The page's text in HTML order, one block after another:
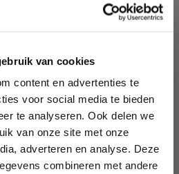
van cookies
content en advertenties te
voor social media te bieden
te analyseren. Ook delen we
van onze site met onze
adverteren en analyse. Deze
combineren met andere
Nederland vanaf 60,-